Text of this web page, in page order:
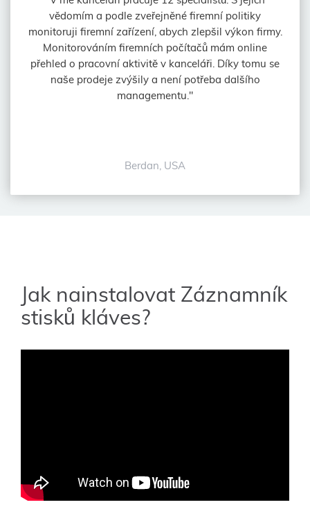
vědomím a podle zveřejněné firemní politiky
monitoruji firemní zařízení, abych zlepšil výkon firmy.
Monitorováním firemních počítačů mám online
přehled o pracovní aktivitě v kanceláři. Díky tomu se
naše prodeje zvýšily a není potřeba dalšího
managementu."
Berdan, USA
Jak nainstalovat Záznamník
stisků kláves?